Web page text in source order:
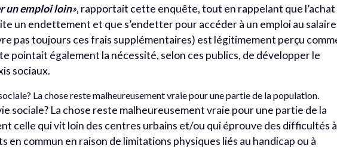
un emploi loin», rapportait cette enquête, tout en rappelant que l’achat
un endettement et que s’endetter pour accéder à un emploi au salaire
pas toujours ces frais supplémentaires) est légitimement perçu
pointait également la nécessité, selon ces publics, de développer le
sociaux.
La chose reste malheureusement vraie pour une partie de la population.
sociale? La chose reste malheureusement vraie pour une partie de la
celle qui vit loin des centres urbains et/ou qui éprouve des difficultés à
en commun en raison de limitations physiques liés au handicap ou à